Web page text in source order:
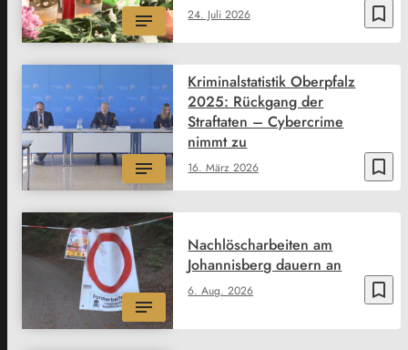
bookmark_border
24. Juli 2026
bookmark_border
16. März 2026
Kriminalstatistik Oberpfalz
2025: Rückgang der
Straftaten – Cybercrime
nimmt zu
bookmark_border
6. Aug. 2026
Nachlöscharbeiten am
Johannisberg dauern an